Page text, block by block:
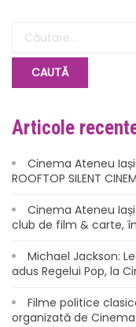
Articole
Cinema Ateneu
ROOFTOP SILENT
Cinema Ateneu
club de film & carte,
Michael Jackson:
adus Regelui Pop, la
Filme politice
organizată de